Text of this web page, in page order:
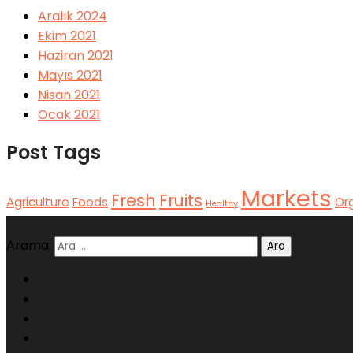
Aralık 2024
Ekim 2021
Haziran 2021
Mayıs 2021
Nisan 2021
Ocak 2021
Post Tags
Agriculture Foods Fresh Fruits Healthy Markets
Arama: